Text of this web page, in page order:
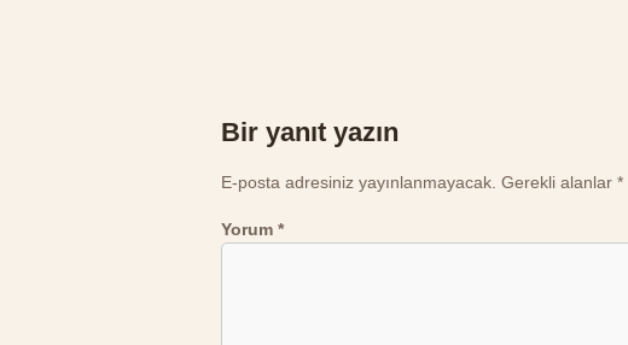
Bir yanıt yazın
E-posta adresiniz yayınlanmayacak. Gerekli alanlar *
Yorum *